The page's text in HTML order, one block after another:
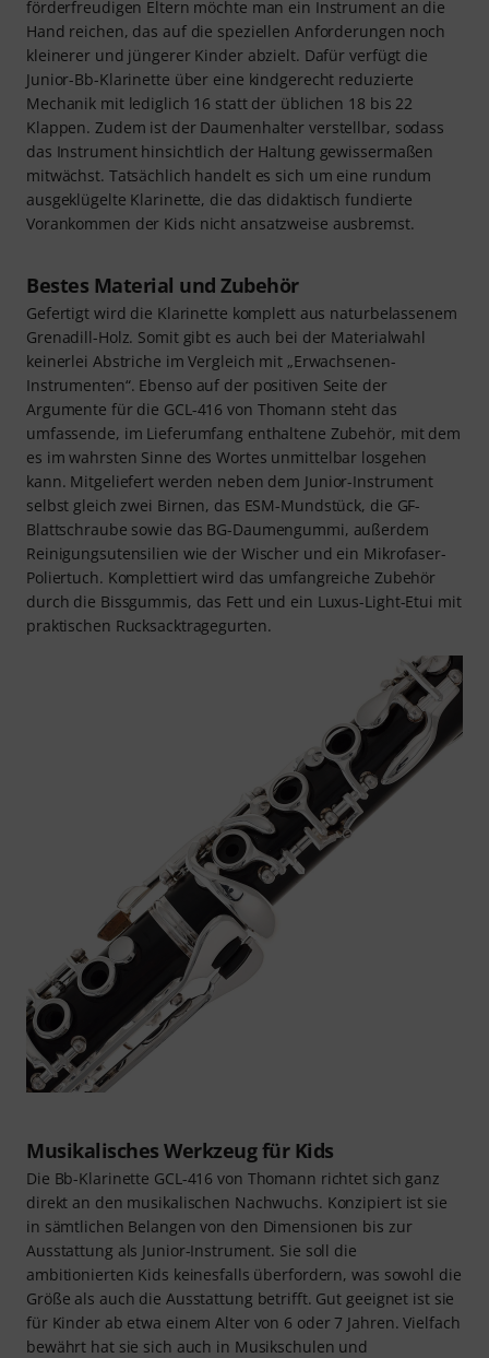
förderfreudigen Eltern möchte man ein Instrument an die
Hand reichen, das auf die speziellen Anforderungen noch
kleinerer und jüngerer Kinder abzielt. Dafür verfügt die
Junior-Bb-Klarinette über eine kindgerecht reduzierte
Mechanik mit lediglich 16 statt der üblichen 18 bis 22
Klappen. Zudem ist der Daumenhalter verstellbar, sodass
das Instrument hinsichtlich der Haltung gewissermaßen
mitwächst. Tatsächlich handelt es sich um eine rundum
ausgeklügelte Klarinette, die das didaktisch fundierte
Vorankommen der Kids nicht ansatzweise ausbremst.
Bestes Material und Zubehör
Gefertigt wird die Klarinette komplett aus naturbelassenem
Grenadill-Holz. Somit gibt es auch bei der Materialwahl
keinerlei Abstriche im Vergleich mit „Erwachsenen-
Instrumenten“. Ebenso auf der positiven Seite der
Argumente für die GCL-416 von Thomann steht das
umfassende, im Lieferumfang enthaltene Zubehör, mit dem
es im wahrsten Sinne des Wortes unmittelbar losgehen
kann. Mitgeliefert werden neben dem Junior-Instrument
selbst gleich zwei Birnen, das ESM-Mundstück, die GF-
Blattschraube sowie das BG-Daumengummi, außerdem
Reinigungsutensilien wie der Wischer und ein Mikrofaser-
Poliertuch. Komplettiert wird das umfangreiche Zubehör
durch die Bissgummis, das Fett und ein Luxus-Light-Etui mit
praktischen Rucksacktragegurten.
Musikalisches Werkzeug für Kids
Die Bb-Klarinette GCL-416 von Thomann richtet sich ganz
direkt an den musikalischen Nachwuchs. Konzipiert ist sie
in sämtlichen Belangen von den Dimensionen bis zur
Ausstattung als Junior-Instrument. Sie soll die
ambitionierten Kids keinesfalls überfordern, was sowohl die
Größe als auch die Ausstattung betrifft. Gut geeignet ist sie
für Kinder ab etwa einem Alter von 6 oder 7 Jahren. Vielfach
bewährt hat sie sich auch in Musikschulen und